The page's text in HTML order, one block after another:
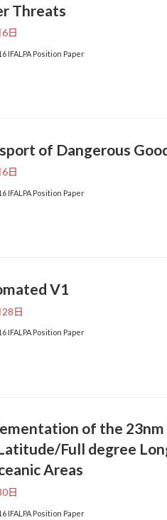
Threats
日
IFALPA Position Paper
of Dangerous
日
IFALPA Position Paper
V1
日
IFALPA Position Paper
of the
Full degree
Areas
日
IFALPA Position Paper